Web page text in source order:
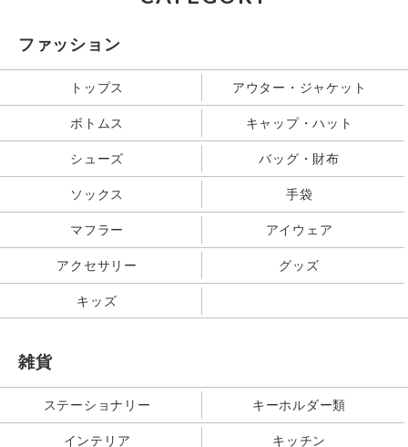
ファッション
トップス アウター・ジャケット
ボトムス キャップ・ハット
シューズ バッグ・財布
ソックス 手袋
マフラー アイウェア
アクセサリー グッズ
キッズ
雑貨
ステーショナリー キーホルダー類
インテリア キッチン